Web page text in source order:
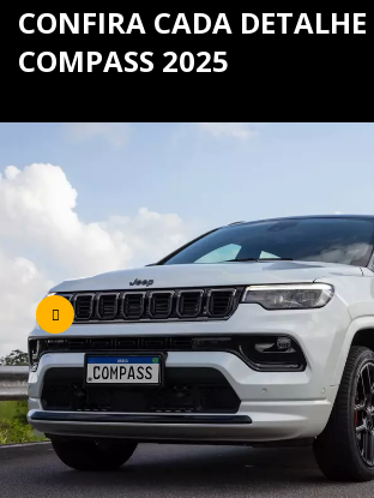
CONFIRA CADA DETALHE
COMPASS 2025